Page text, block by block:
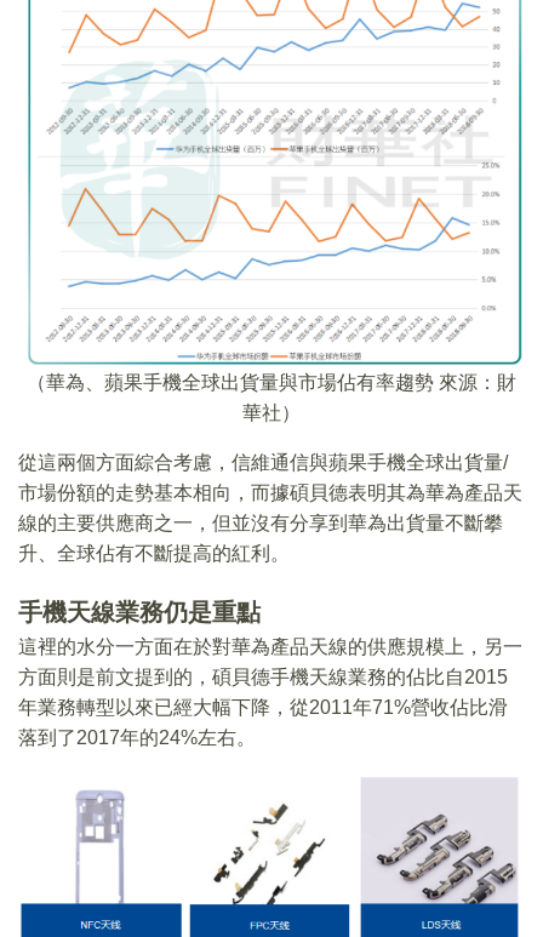
（華為、蘋果手機全球出貨量與市場佔有率趨勢 來源：財
華社）
從這兩個方面綜合考慮，信維通信與蘋果手機全球出貨量/
市場份額的走勢基本相向，而據碩貝德表明其為華為產品天
線的主要供應商之一，但並沒有分享到華為出貨量不斷攀
升、全球佔有不斷提高的紅利。
手機天線業務仍是重點
這裡的水分一方面在於對華為產品天線的供應規模上，另一
方面則是前文提到的，碩貝德手機天線業務的佔比自2015
年業務轉型以來已經大幅下降，從2011年71%營收佔比滑
落到了2017年的24%左右。